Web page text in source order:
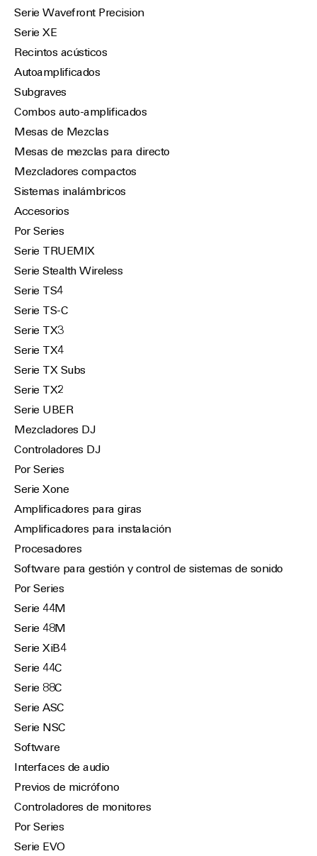
Serie Wavefront Precision
Serie XE
Recintos acústicos
Autoamplificados
Subgraves
Combos auto-amplificados
Mesas de Mezclas
Mesas de mezclas para directo
Mezcladores compactos
Sistemas inalámbricos
Accesorios
Por Series
Serie TRUEMIX
Serie Stealth Wireless
Serie TS4
Serie TS-C
Serie TX3
Serie TX4
Serie TX Subs
Serie TX2
Serie UBER
Mezcladores DJ
Controladores DJ
Por Series
Serie Xone
Amplificadores para giras
Amplificadores para instalación
Procesadores
Software para gestión y control de sistemas de sonido
Por Series
Serie 44M
Serie 48M
Serie XiB4
Serie 44C
Serie 88C
Serie ASC
Serie NSC
Software
Interfaces de audio
Previos de micrófono
Controladores de monitores
Por Series
Serie EVO